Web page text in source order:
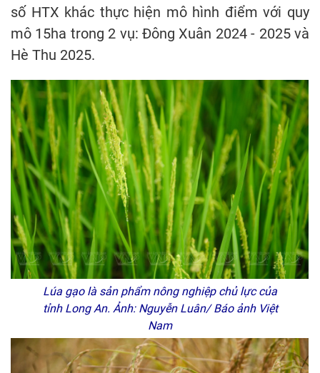
số HTX khác thực hiện mô hình điểm với quy
mô 15ha trong 2 vụ: Ðông Xuân 2024 - 2025 và
Hè Thu 2025.
Lúa gạo là sản phẩm nông nghiệp chủ lực của
tỉnh Long An. Ảnh: Nguyễn Luân/ Báo ảnh Việt
Nam